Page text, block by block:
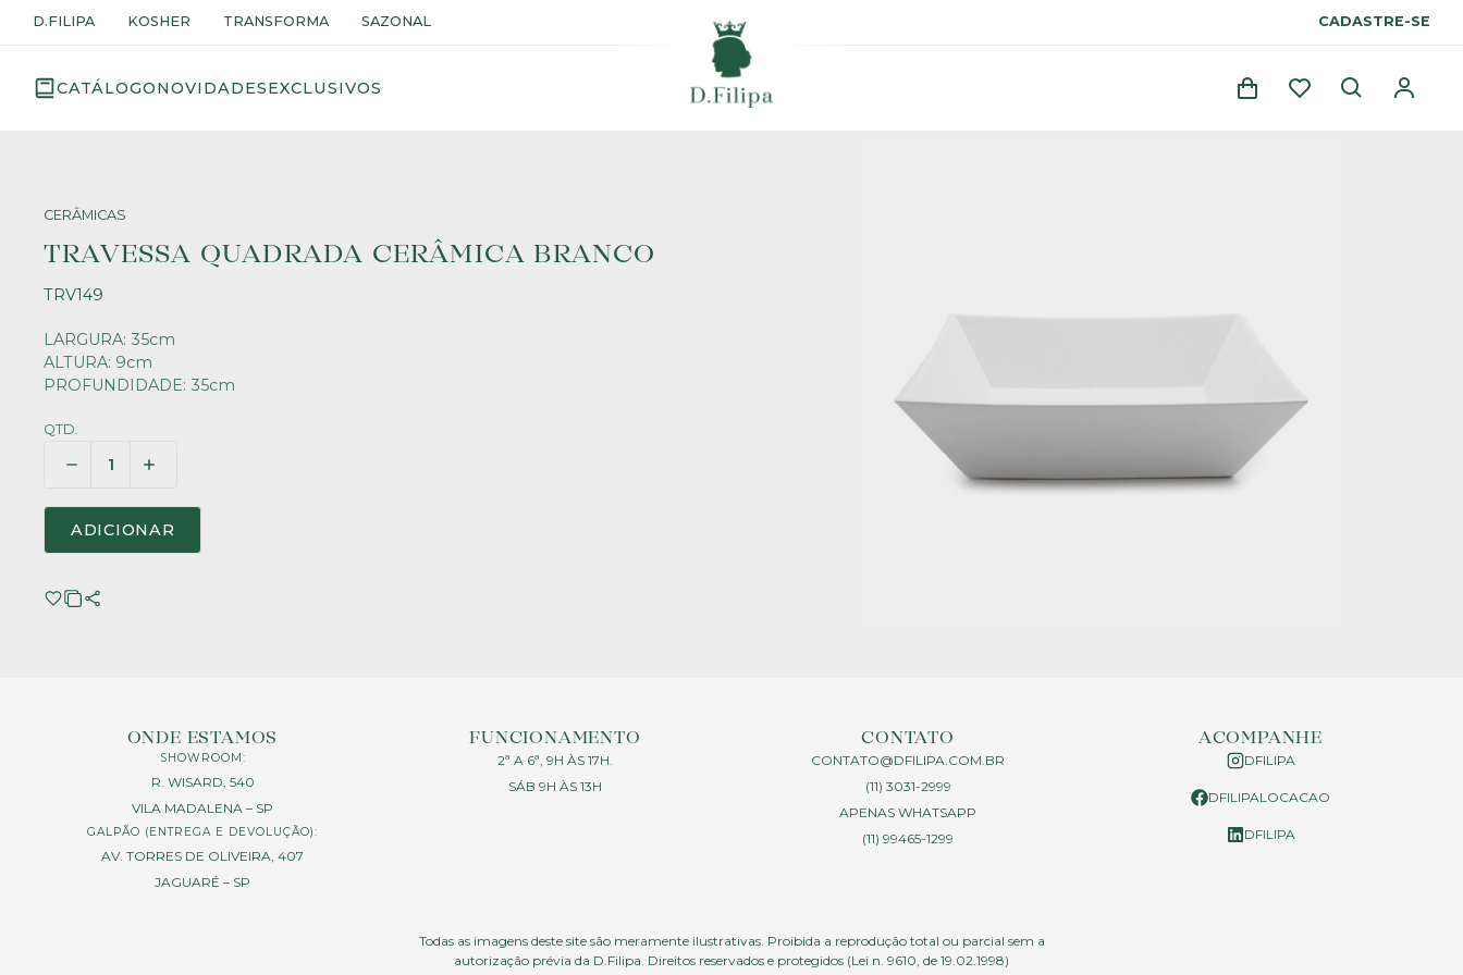
D.FILIPA KOSHER TRANSFORMA SAZONAL CADASTRE-SE
CATÁLOGONOVIDADESEXCLUSIVOS
CERÂMICAS
TRAVESSA QUADRADA CERÂMICA BRANCO
TRV149
LARGURA: 35cm
ALTURA: 9cm
PROFUNDIDADE: 35cm
QTD.
ADICIONAR
ONDE ESTAMOS
SHOWROOM:
R. WISARD, 540
VILA MADALENA – SP
GALPÃO (ENTREGA E DEVOLUÇÃO):
AV. TORRES DE OLIVEIRA, 407
JAGUARÉ – SP
FUNCIONAMENTO
2ª A 6ª, 9H ÀS 17H.
SÁB 9H ÀS 13H
CONTATO
CONTATO@DFILIPA.COM.BR
(11) 3031-2999
APENAS WHATSAPP
(11) 99465-1299
ACOMPANHE
DFILIPA
DFILIPALOCACAO
DFILIPA
Todas as imagens deste site são meramente ilustrativas. Proibida a reprodução total ou parcial sem a
autorização prévia da D.Filipa. Direitos reservados e protegidos (Lei n. 9610, de 19.02.1998)